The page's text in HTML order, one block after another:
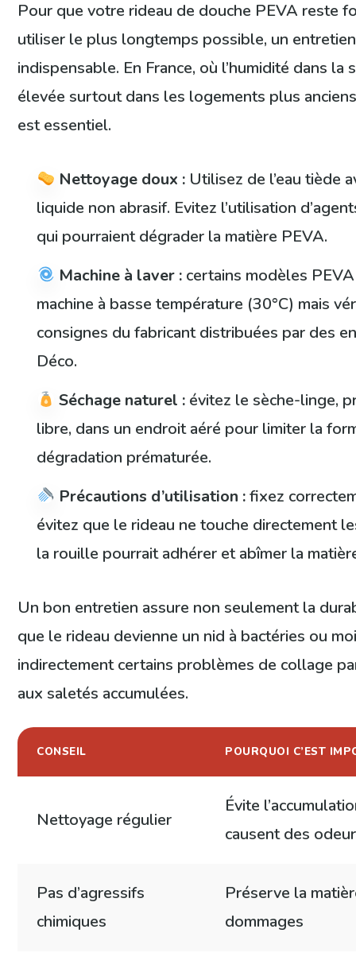
Pour que votre rideau de douche PEVA reste
utiliser le plus longtemps possible, un
indispensable. En France, où l’humidité dans
élevée surtout dans les logements plus
est essentiel.
Nettoyage doux : Utilisez de l’eau tiède
liquide non abrasif. Evitez l’utilisation
qui pourraient dégrader la matière PEVA.
Machine à laver : certains modèles
machine à basse température (30°C) mais
consignes du fabricant distribuées par des
Déco.
Séchage naturel : évitez le sèche-linge,
libre, dans un endroit aéré pour limiter la
dégradation prématurée.
Précautions d’utilisation :fixez
évitez que le rideau ne touche directement
la rouille pourrait adhérer et abîmer la
Un bon entretien assure non seulement la
que le rideau devienne un nid à bactéries ou
indirectement certains problèmes de collage
aux saletés accumulées.
CONSEIL POURQUOI C’EST
Nettoyage régulier
Évite
causent des
Pas d’agressifs
chimiques
Préserve la
dommages